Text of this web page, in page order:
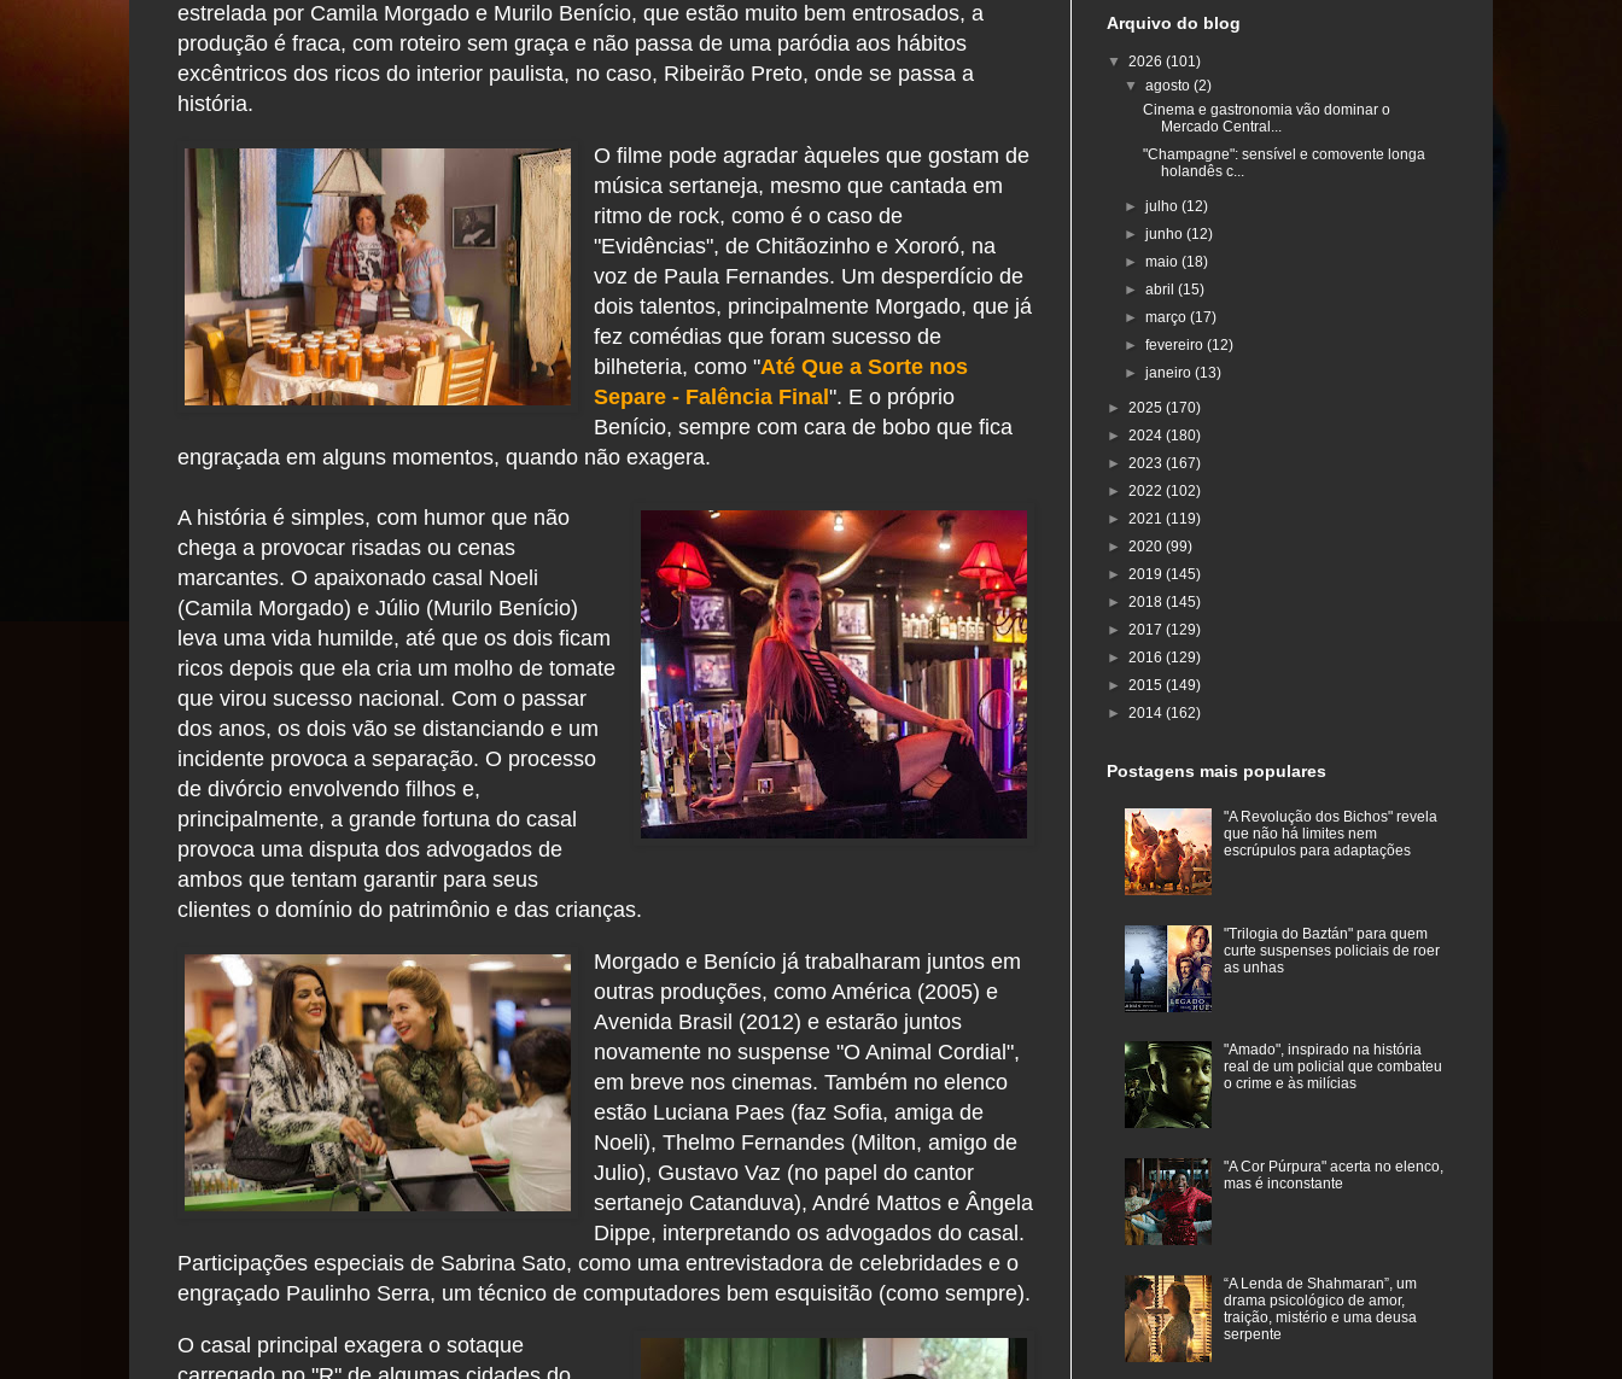
estrelada por Camila Morgado e Murilo Benício, que estão muito bem entrosados, a
produção é fraca, com roteiro sem graça e não passa de uma paródia aos hábitos
excêntricos dos ricos do interior paulista, no caso, Ribeirão Preto, onde se passa a
história.
O filme pode agradar àqueles que gostam de
música sertaneja, mesmo que cantada em
ritmo de rock, como é o caso de
"Evidências", de Chitãozinho e Xororó, na
voz de Paula Fernandes. Um desperdício de
dois talentos, principalmente Morgado, que já
fez comédias que foram sucesso de
bilheteria, como "Até Que a Sorte nos
Separe - Falência Final". E o próprio
Benício, sempre com cara de bobo que fica
engraçada em alguns momentos, quando não exagera.
A história é simples, com humor que não
chega a provocar risadas ou cenas
marcantes. O apaixonado casal Noeli
(Camila Morgado) e Júlio (Murilo Benício)
leva uma vida humilde, até que os dois ficam
ricos depois que ela cria um molho de tomate
que virou sucesso nacional. Com o passar
dos anos, os dois vão se distanciando e um
incidente provoca a separação. O processo
de divórcio envolvendo filhos e,
principalmente, a grande fortuna do casal
provoca uma disputa dos advogados de
ambos que tentam garantir para seus
clientes o domínio do patrimônio e das crianças.
Morgado e Benício já trabalharam juntos em
outras produções, como América (2005) e
Avenida Brasil (2012) e estarão juntos
novamente no suspense "O Animal Cordial",
em breve nos cinemas. Também no elenco
estão Luciana Paes (faz Sofia, amiga de
Noeli), Thelmo Fernandes (Milton, amigo de
Julio), Gustavo Vaz (no papel do cantor
sertanejo Catanduva), André Mattos e Ângela
Dippe, interpretando os advogados do casal.
Participações especiais de Sabrina Sato, como uma entrevistadora de celebridades e o
engraçado Paulinho Serra, um técnico de computadores bem esquisitão (como sempre).
O casal principal exagera o sotaque
Arquivo do blog
▼ 2026 (101)
▼agosto(2)
Cinema e gastronomia vão dominar o
Mercado Central...
"Champagne": sensível e comovente longa
holandês c...
►julho(12)
►junho(12)
►maio(18)
►abril(15)
►março(17)
►fevereiro(12)
►janeiro(13)
► 2025 (170)
► 2024 (180)
► 2023 (167)
► 2022 (102)
► 2021 (119)
► 2020 (99)
► 2019 (145)
► 2018 (145)
► 2017 (129)
► 2016 (129)
► 2015 (149)
► 2014 (162)
Postagens mais populares
"A Revolução dos Bichos" revela
que não há limites nem
escrúpulos para adaptações
"Trilogia do Baztán" para quem
curte suspenses policiais de roer
as unhas
"Amado", inspirado na história
real de um policial que combateu
o crime e às milícias
"A Cor Púrpura" acerta no elenco,
mas é inconstante
“A Lenda de Shahmaran”, um
drama psicológico de amor,
traição, mistério e uma deusa
serpente